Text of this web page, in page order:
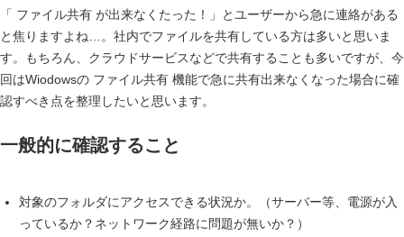
「 ファイル共有 が出来なくたった！」とユーザーから急に連絡がある
と焦りますよね…。社内でファイルを共有している方は多いと思いま
す。もちろん、クラウドサービスなどで共有することも多いですが、今
回はWiodowsの ファイル共有 機能で急に共有出来なくなった場合に確
認すべき点を整理したいと思います。
一般的に確認すること
対象のフォルダにアクセスできる状況か。（サーバー等、電源が入
っているか？ネットワーク経路に問題が無いか？）